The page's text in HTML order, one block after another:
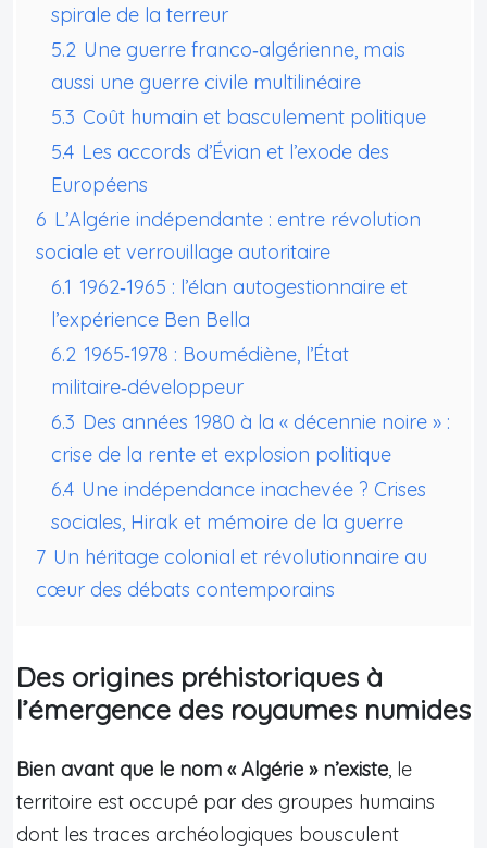
spirale de la terreur
5.2 Une guerre franco‑algérienne, mais
aussi une guerre civile multilinéaire
5.3 Coût humain et basculement politique
5.4 Les accords d’Évian et l’exode des
Européens
6 L’Algérie indépendante : entre révolution
sociale et verrouillage autoritaire
6.1 1962‑1965 : l’élan autogestionnaire et
l’expérience Ben Bella
6.2 1965‑1978 : Boumédiène, l’État
militaire‑développeur
6.3 Des années 1980 à la « décennie noire » :
crise de la rente et explosion politique
6.4 Une indépendance inachevée ? Crises
sociales, Hirak et mémoire de la guerre
7 Un héritage colonial et révolutionnaire au
cœur des débats contemporains
Des origines préhistoriques à
l’émergence des royaumes numides
Bien avant que le nom « Algérie » n’existe, le
territoire est occupé par des groupes humains
dont les traces archéologiques bousculent